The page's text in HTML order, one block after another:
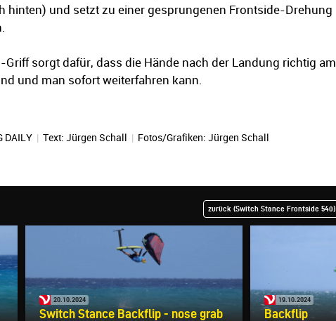
hinten) und setzt zu einer gesprungenen Frontside-Drehung
Griff sorgt dafür, dass die Hände nach der Landung richtig am
und man sofort weiterfahren kann.
DAILY | Text: Jürgen Schall | Fotos/Grafiken: Jürgen Schall
zurück (Switch Stance Frontside 540)
20.10.2024
Switch Stance Backflip - nose grab
19.10.2024
Backflip